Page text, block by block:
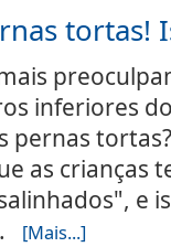
tortas!
inferiores
pernas
as crianças
e
[Mais...]